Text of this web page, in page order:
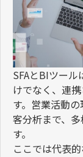
SFAとBIツール
けでなく、連
す。営業活動
客分析まで、
す。
ここでは代表